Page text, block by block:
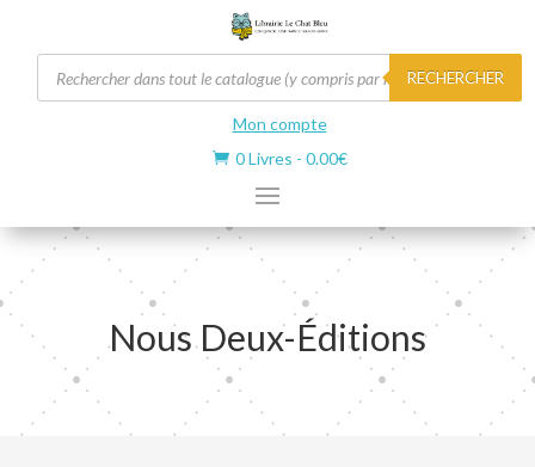
Recherche
de
produits
RECHERCHER
Mon compte
 0 Livres - 0.00€
Nous Deux-Éditions